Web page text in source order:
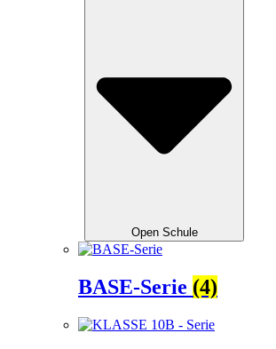
Open Schule
BASE-Serie (4)